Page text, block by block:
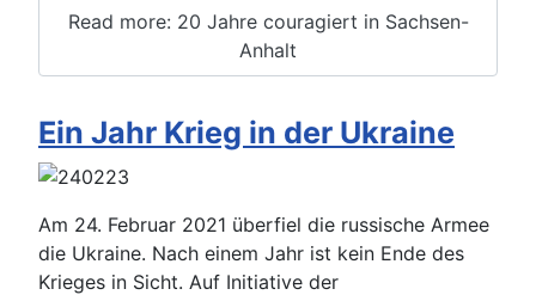
Read more: 20 Jahre couragiert in Sachsen-
Anhalt
Ein Jahr Krieg in der Ukraine
Am 24. Februar 2021 überfiel die russische Armee
die Ukraine. Nach einem Jahr ist kein Ende des
Krieges in Sicht. Auf Initiative der